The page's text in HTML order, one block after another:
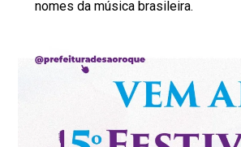
nomes da música brasileira.